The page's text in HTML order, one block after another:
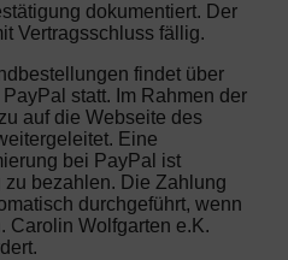
dokumentiert. Der
Vertragsschluss fällig.
findet über
statt. Im Rahmen der
auf die Webseite des
Eine
bei PayPal ist
bezahlen. Die Zahlung
durchgeführt, wenn
Carolin Wolfgarten e.K.